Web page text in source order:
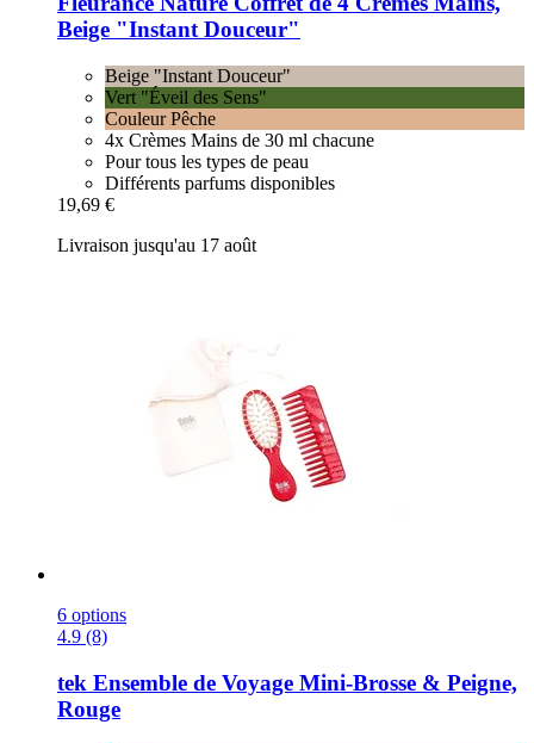
Beige "Instant Douceur"
Beige "Instant Douceur"
Vert "Éveil des Sens"
Couleur Pêche
4x Crèmes Mains de 30 ml chacune
Pour tous les types de peau
Différents parfums disponibles
19,69 €
Livraison jusqu'au 17 août
6 options
4.9 (8)
tek Ensemble de Voyage Mini-​Brosse & Peigne,
Rouge